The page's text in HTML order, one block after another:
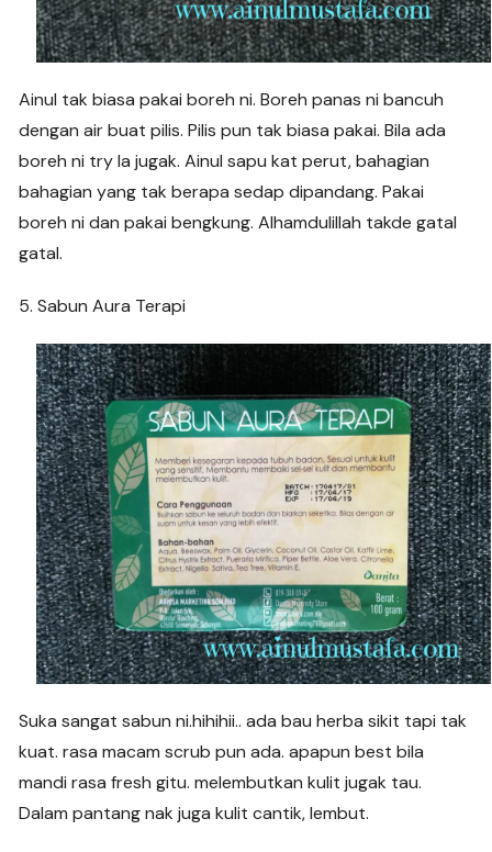
Ainul tak biasa pakai boreh ni. Boreh panas ni bancuh
dengan air buat pilis. Pilis pun tak biasa pakai. Bila ada
boreh ni try la jugak. Ainul sapu kat perut, bahagian
bahagian yang tak berapa sedap dipandang. Pakai
boreh ni dan pakai bengkung. Alhamdulillah takde gatal
gatal.
5. Sabun Aura Terapi
Suka sangat sabun ni.hihihii.. ada bau herba sikit tapi tak
kuat. rasa macam scrub pun ada. apapun best bila
mandi rasa fresh gitu. melembutkan kulit jugak tau.
Dalam pantang nak juga kulit cantik, lembut.